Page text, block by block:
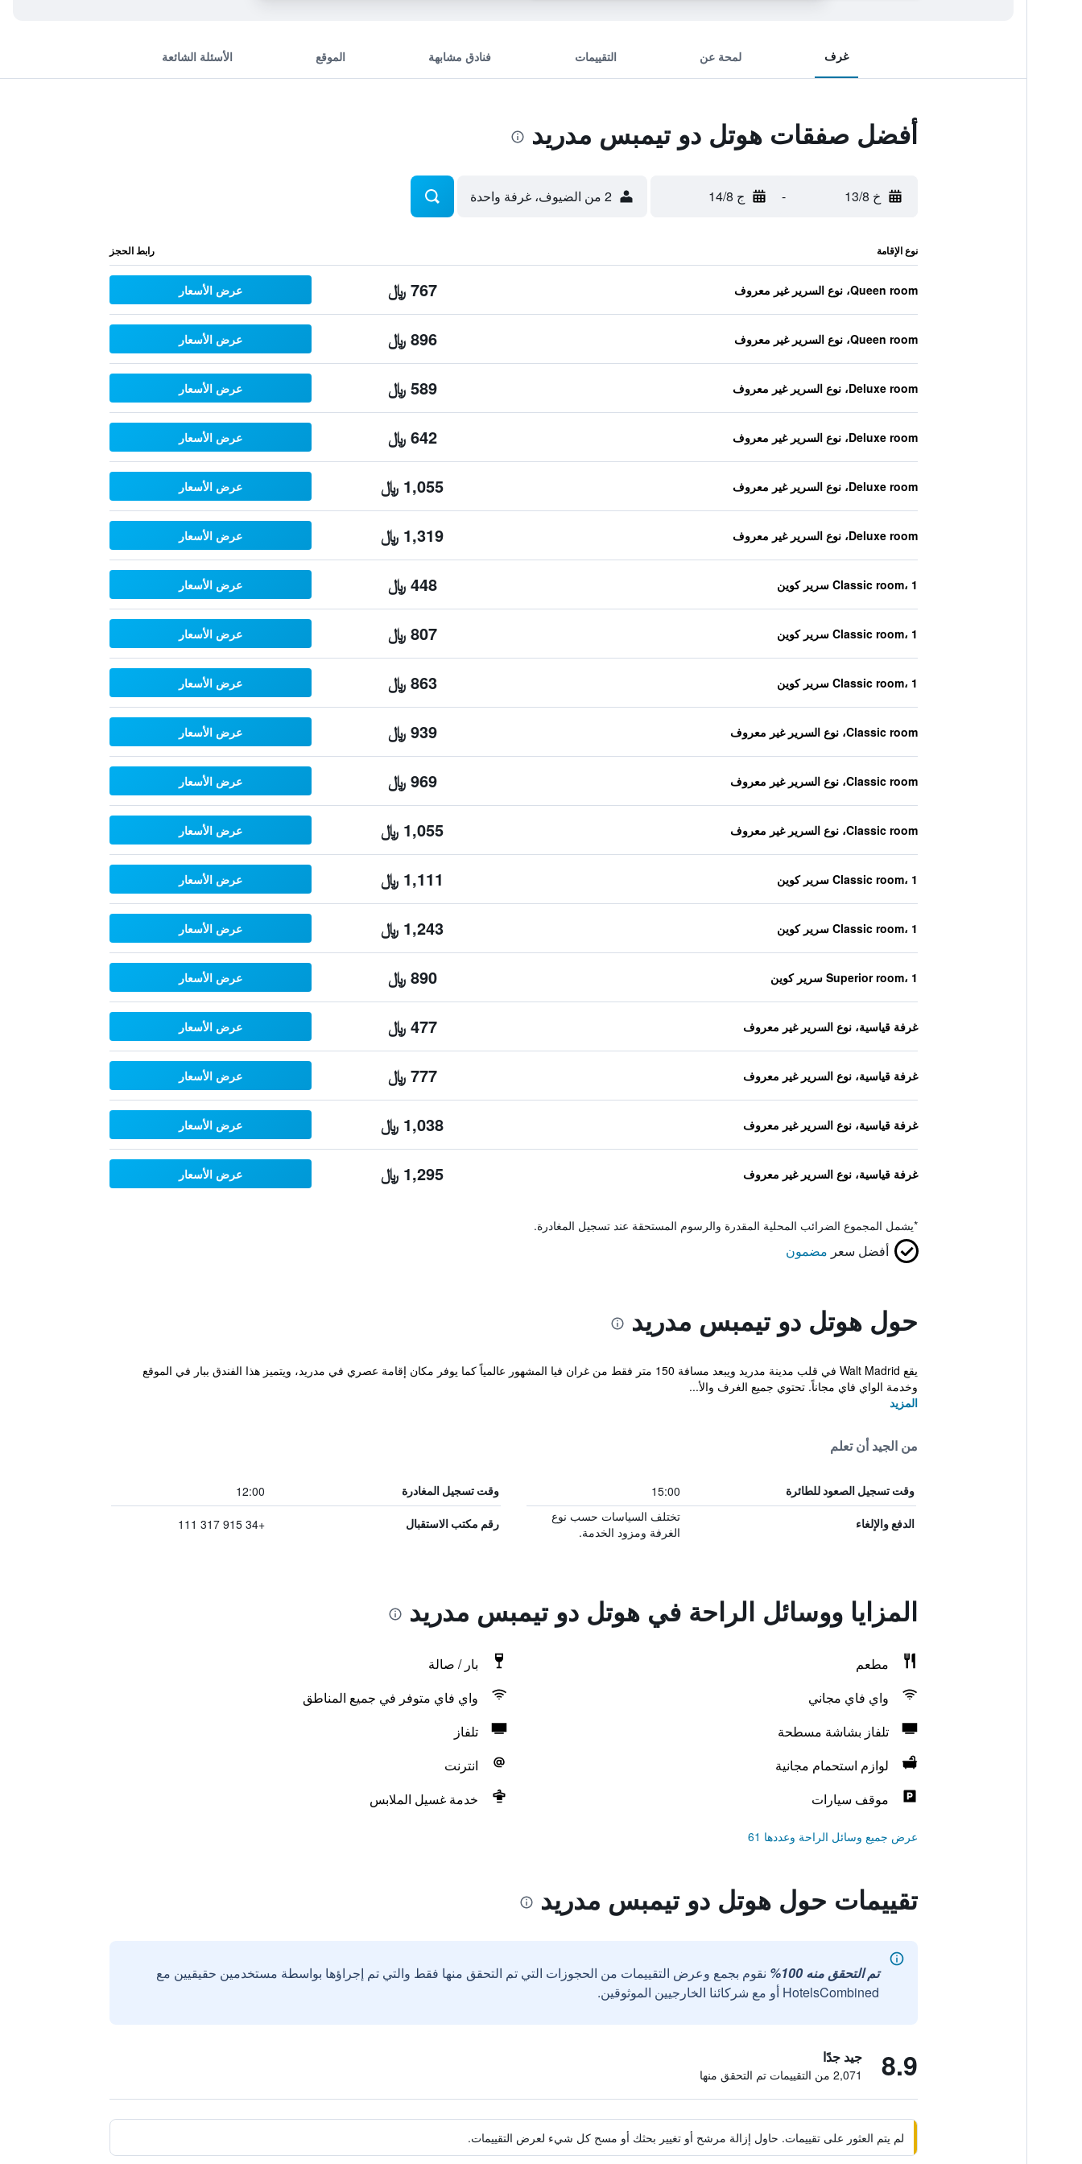
غرف لمحة عن التقييمات فنادق مشابهة الموقع الأسئلة الشائعة
أفضل صفقات هوتل دو تيمبس مدريد
خ 13/8 - ج 14/8 2 من الضيوف، غرفة واحدة
نوع الإقامة رابط الحجز
Queen room، نوع السرير غير معروف 767 ﷼ عرض الأسعار
Queen room، نوع السرير غير معروف 896 ﷼ عرض الأسعار
Deluxe room، نوع السرير غير معروف 589 ﷼ عرض الأسعار
Deluxe room، نوع السرير غير معروف 642 ﷼ عرض الأسعار
Deluxe room، نوع السرير غير معروف 1,055 ﷼ عرض الأسعار
Deluxe room، نوع السرير غير معروف 1,319 ﷼ عرض الأسعار
Classic room، 1 سرير كوين 448 ﷼ عرض الأسعار
Classic room، 1 سرير كوين 807 ﷼ عرض الأسعار
Classic room، 1 سرير كوين 863 ﷼ عرض الأسعار
Classic room، نوع السرير غير معروف 939 ﷼ عرض الأسعار
Classic room، نوع السرير غير معروف 969 ﷼ عرض الأسعار
Classic room، نوع السرير غير معروف 1,055 ﷼ عرض الأسعار
Classic room، 1 سرير كوين 1,111 ﷼ عرض الأسعار
Classic room، 1 سرير كوين 1,243 ﷼ عرض الأسعار
Superior room، 1 سرير كوين 890 ﷼ عرض الأسعار
غرفة قياسية، نوع السرير غير معروف 477 ﷼ عرض الأسعار
غرفة قياسية، نوع السرير غير معروف 777 ﷼ عرض الأسعار
غرفة قياسية، نوع السرير غير معروف 1,038 ﷼ عرض الأسعار
غرفة قياسية، نوع السرير غير معروف 1,295 ﷼ عرض الأسعار
*يشمل المجموع الضرائب المحلية المقدرة والرسوم المستحقة عند تسجيل المغادرة.
أفضل سعر مضمون
حول هوتل دو تيمبس مدريد
يقع Walt Madrid في قلب مدينة مدريد ويبعد مسافة 150 متر فقط من غران فيا المشهور عالمياً كما يوفر مكان إقامة عصري في مدريد، ويتميز هذا الفندق ببار في الموقع
وخدمة الواي فاي مجاناً. تحتوي جميع الغرف والأ...
المزيد
من الجيد أن تعلم
وقت تسجيل الصعود للطائرة 15:00 وقت تسجيل المغادرة 12:00
الدفع والإلغاء
تختلف السياسات حسب نوع
الغرفة ومزود الخدمة.
رقم مكتب الاستقبال +34 915 317 111
المزايا ووسائل الراحة في هوتل دو تيمبس مدريد
مطعم
بار / صالة
واي فاي مجاني
واي فاي متوفر في جميع المناطق
تلفاز بشاشة مسطحة
تلفاز
لوازم استحمام مجانية
انترنت
موقف سيارات
خدمة غسيل الملابس
عرض جميع وسائل الراحة وعددها 61
تقييمات حول هوتل دو تيمبس مدريد
تم التحقق منه 100%
نقوم بجمع وعرض التقييمات من الحجوزات التي تم التحقق منها فقط والتي تم إجراؤها بواسطة مستخدمين حقيقيين مع
HotelsCombined أو مع شركائنا الخارجيين الموثوقين.
8.9 جيد جدًا
2,071 من التقييمات تم التحقق منها
لم يتم العثور على تقييمات. حاول إزالة مرشح أو تغيير بحثك أو مسح كل شيء لعرض التقييمات.